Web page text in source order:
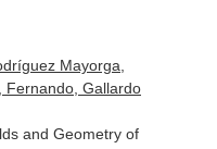
Mayorga,
Fernando, Gallardo
and Geometry of